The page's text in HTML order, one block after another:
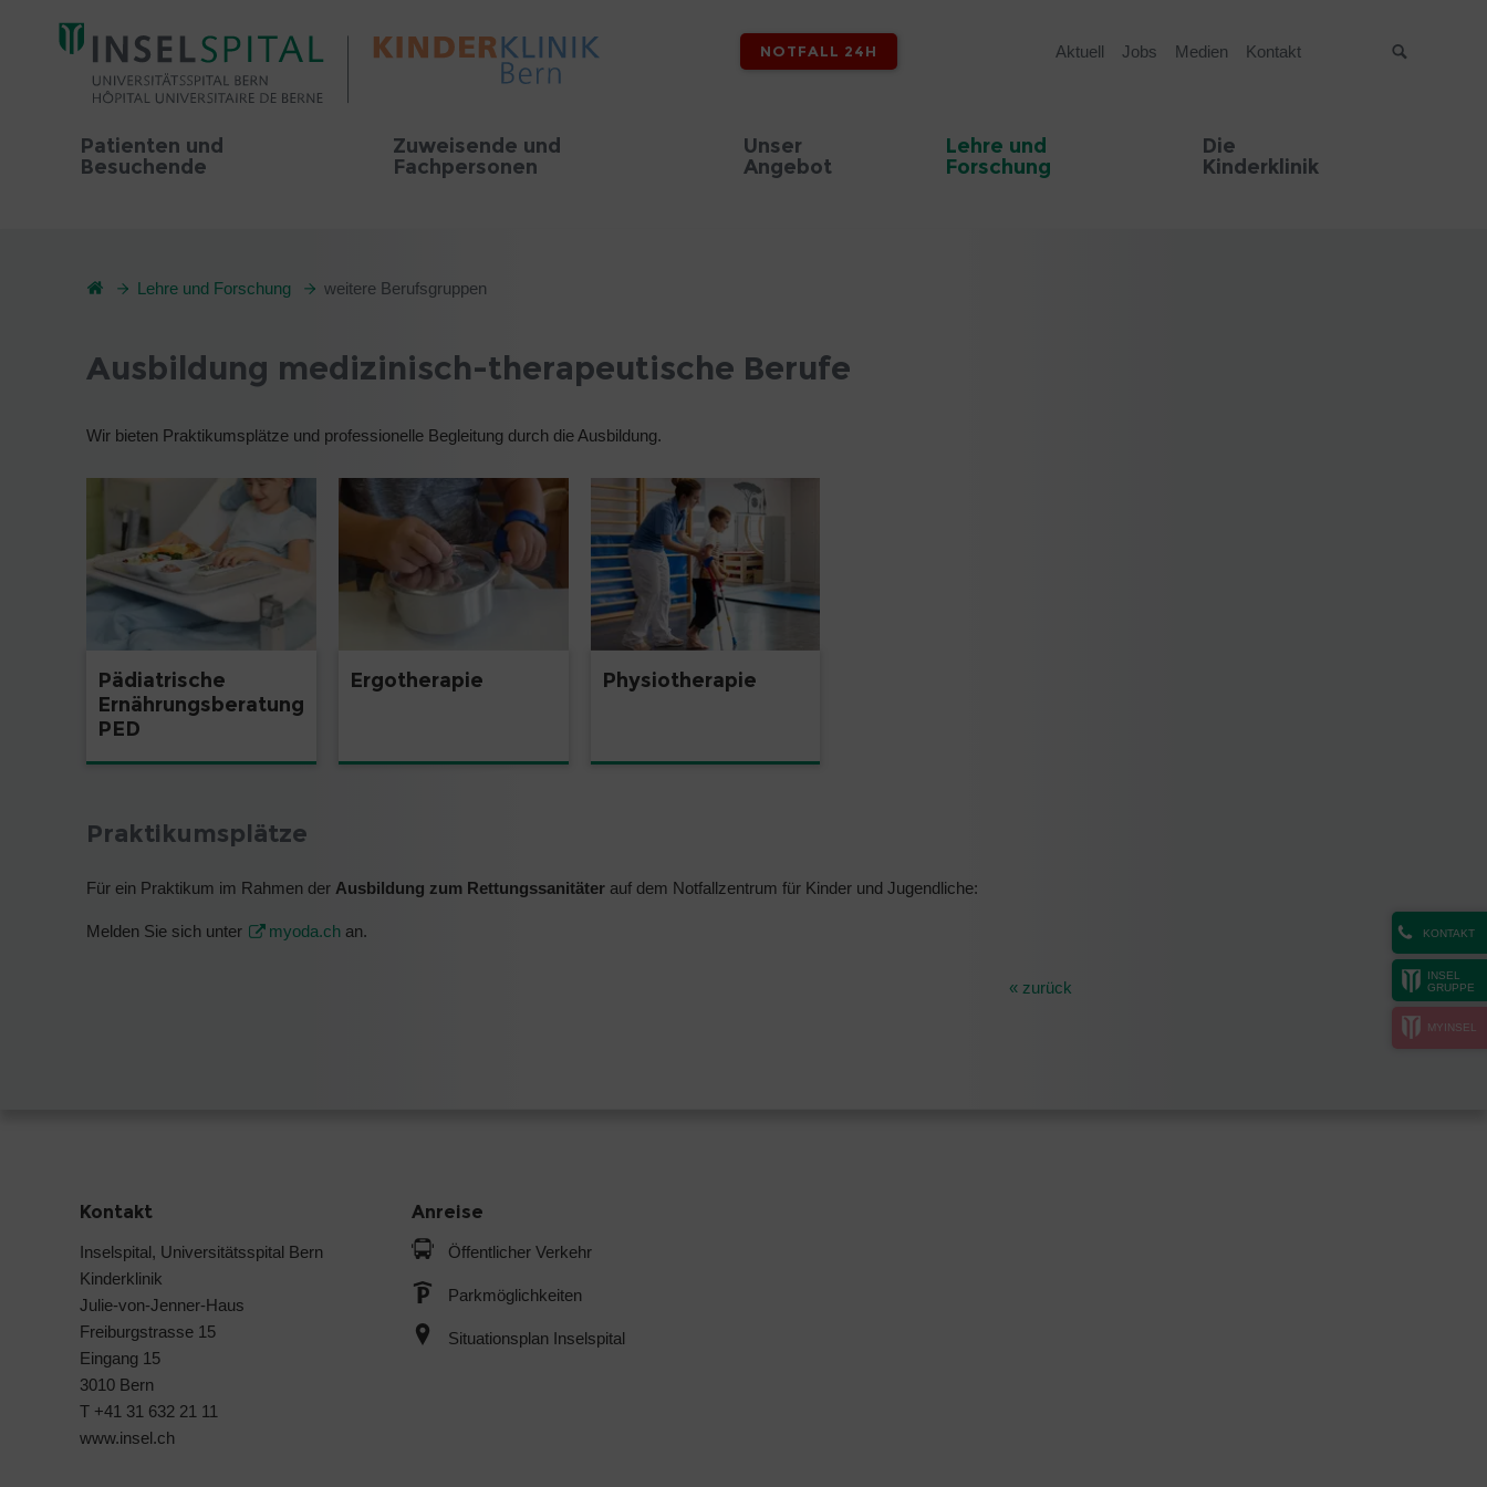
NOTFALL 24H Aktuell Jobs Medien Kontakt
Patienten und
Besuchende
Zuweisende und
Fachpersonen
Unser
Angebot
Lehre und
Forschung
Die
Kinderklinik
KONTAKT
INSEL
GRUPPE
MYINSEL
Lehre und Forschung weitere Berufsgruppen
Ausbildung medizinisch-therapeutische Berufe
Wir bieten Praktikumsplätze und professionelle Begleitung durch die Ausbildung.
Pädiatrische
Ernährungsberatung
PED
Ergotherapie Physiotherapie
Praktikumsplätze
Für ein Praktikum im Rahmen der Ausbildung zum Rettungssanitäter auf dem Notfallzentrum für Kinder und Jugendliche:
Melden Sie sich unter myoda.ch an.
« zurück
Kontakt
Inselspital, Universitätsspital Bern
Kinderklinik
Julie-von-Jenner-Haus
Freiburgstrasse 15
Eingang 15
3010 Bern
T +41 31 632 21 11
www.insel.ch
Anreise
Öffentlicher Verkehr
Parkmöglichkeiten
Situationsplan Inselspital